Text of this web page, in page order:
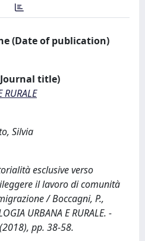
(Date of publication)
title)
RURALE
Silvia
esclusive verso
il lavoro di comunità
/ Boccagni, P.,
URBANA E RURALE. -
pp. 38-58.